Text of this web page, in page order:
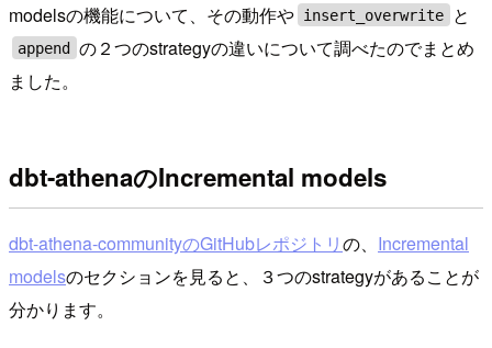
modelsの機能について、その動作や insert_overwrite と
append の２つのstrategyの違いについて調べたのでまとめ
ました。
dbt-athenaのIncremental models
dbt-athena-communityのGitHubレポジトリの、 Incremental
modelsのセクションを見ると、３つのstrategyがあることが
分かります。